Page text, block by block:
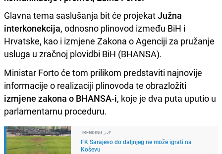
Glavna tema saslušanja bit će projekatJužna
interkonekcija, odnosno plinovod između BiH i
Hrvatske, kao i izmjene Zakona o Agenciji za pružanje
usluga u zračnoj plovidbi BiH (BHANSA).
Ministar Forto će tom prilikom predstaviti najnovije
informacije o realizaciji plinovoda te obrazložiti
izmjene zakona o BHANSA-i, koje je dva puta uputio u
parlamentarnu proceduru.
TRENDING
FK Sarajevo do daljnjeg ne može igrati na
Koševu